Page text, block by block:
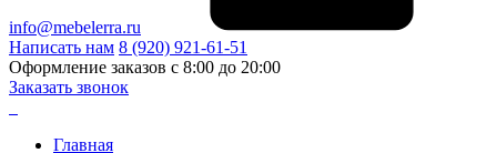
info@mebelerra.ru
Написать нам 8 (920) 921-61-51
Оформление заказов с 8:00 до 20:00
Заказать звонок
Главная